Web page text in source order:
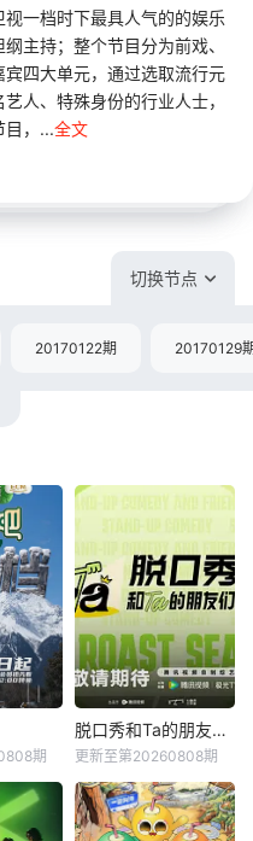
一档时下最具人气的的娱乐
主持；整个节目分为前戏、
四大单元，通过选取流行元
人、特殊身份的行业人士，
目，...全文
切换节点
20170122期 20170129
期
脱口秀和Ta的朋友们第三季
更新至第20260808期